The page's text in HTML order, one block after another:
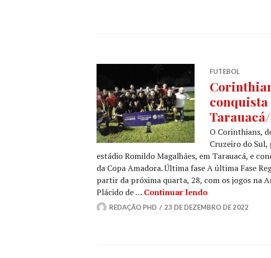
FUTEBOL
O Corinthians,
Cruzeiro do
estádio Romildo Magalhães, em Tarauacá, e
da Copa Amadora. Última fase A última Fase
partir da próxima quarta, 28, com os jogos na
Plácido de … Continuar lendo
REDAÇÃO PHD 23 DE DEZEMBRO DE 2022